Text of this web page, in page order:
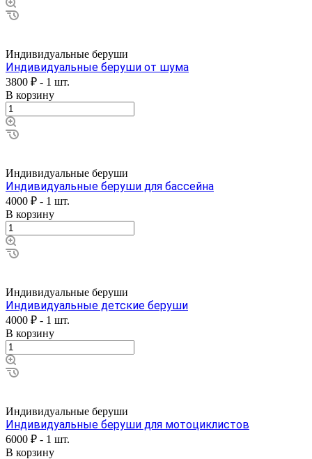
Индивидуальные беруши
Индивидуальные беруши от шума
3800 ₽ - 1 шт.
В корзину
Индивидуальные беруши
Индивидуальные беруши для бассейна
4000 ₽ - 1 шт.
В корзину
Индивидуальные беруши
Индивидуальные детские беруши
4000 ₽ - 1 шт.
В корзину
Индивидуальные беруши
Индивидуальные беруши для мотоциклистов
6000 ₽ - 1 шт.
В корзину